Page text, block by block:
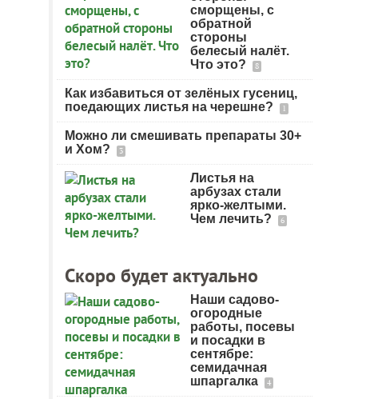
сморщены, с
обратной
стороны
белесый налёт.
Что это?
8
Как избавиться от зелёных гусениц,
поедающих листья на черешне?
1
Можно ли смешивать препараты 30+
и Хом?
3
Листья на
арбузах стали
ярко-желтыми.
Чем лечить?
6
Скоро будет актуально
Наши садово-
огородные
работы, посевы
и посадки в
сентябре:
семидачная
шпаргалка
4